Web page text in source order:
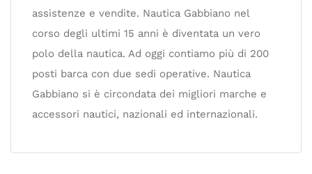
assistenze e vendite. Nautica Gabbiano nel
corso degli ultimi 15 anni è diventata un vero
polo della nautica. Ad oggi contiamo più di 200
posti barca con due sedi operative. Nautica
Gabbiano si è circondata dei migliori marche e
accessori nautici, nazionali ed internazionali.